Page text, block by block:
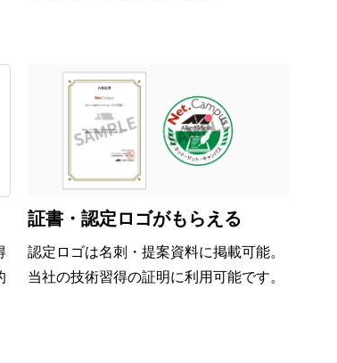
証書・認定ロゴがもらえる
認定ロゴは名刺・提案資料に掲載可能。
当社の技術習得の証明に利用可能です。